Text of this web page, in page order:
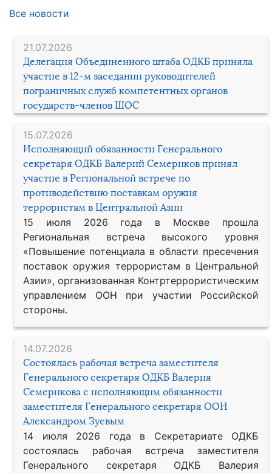
21.07.2026
Делегация Объединенного штаба ОДКБ приняла
участие в 12-м заседании руководителей
пограничных служб компетентных органов
государств-членов ШОС
15.07.2026
Исполняющий обязанности Генерального
секретаря ОДКБ Валерий Семериков принял
участие в Региональной встрече по
противодействию поставкам оружия
террористам в Центральной Азии
15 июля 2026 года в Москве прошла
Региональная встреча высокого уровня
«Повышение потенциала в области пресечения
поставок оружия террористам в Центральной
Азии», организованная Контртеррористическим
управлением ООН при участии Российской
стороны.
14.07.2026
Состоялась рабочая встреча заместителя
Генерального секретаря ОДКБ Валерия
Семерикова с исполняющим обязанности
заместителя Генерального секретаря ООН
Александром Зуевым
14 июля 2026 года в Секретариате ОДКБ
состоялась рабочая встреча заместителя
Генерального секретаря ОДКБ Валерия
Все новости